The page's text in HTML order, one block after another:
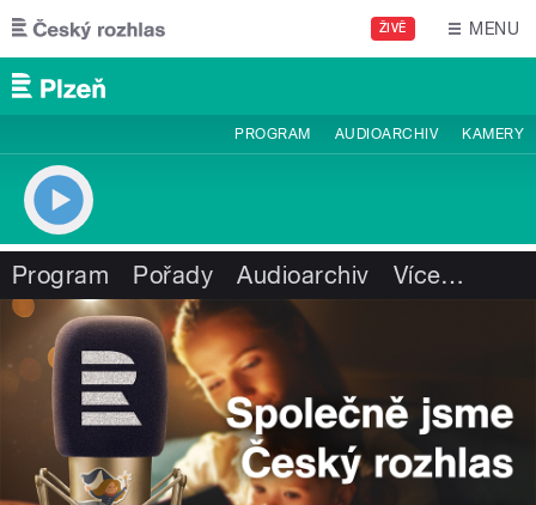
Přejít k hlavnímu obsahu
ŽIVĚ MENU
PROGRAM AUDIOARCHIV KAMERY
Program Pořady Audioarchiv Více…